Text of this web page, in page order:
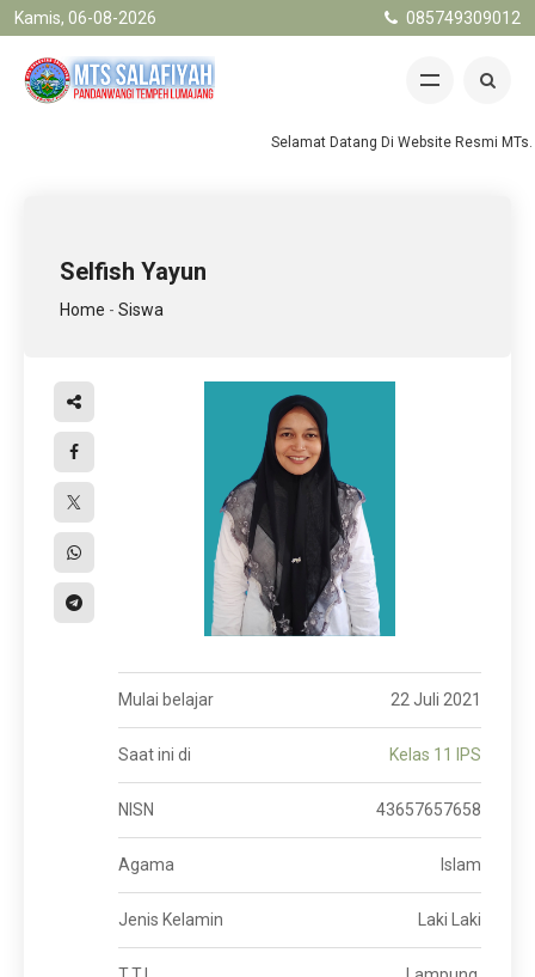
Kamis, 06-08-2026 085749309012
Selamat Datang Di Website Resmi
Selfish Yayun
Home - Siswa
Mulai belajar 22 Juli 2021
Saat ini di Kelas 11 IPS
NISN 43657657658
Agama Islam
Jenis Kelamin Laki Laki